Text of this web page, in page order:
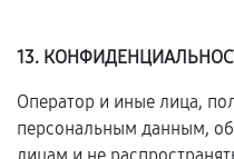
13.
Оператор и иные лица,
персональным данным,